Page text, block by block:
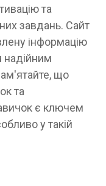
та
завдань. Сайт
інформацію
надійним
що
та
є ключем
у такій